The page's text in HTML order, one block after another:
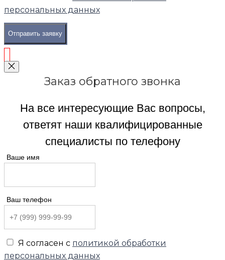
персональных данных
Отправить заявку
Заказ обратного звонка
На все интересующие Вас вопросы,
ответят наши квалифицированные
специалисты по телефону
Ваше имя
Ваш телефон
Я согласен с политикой обработки
персональных данных